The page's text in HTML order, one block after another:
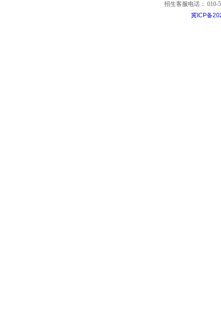
招生客服电话： 010-
冀ICP备